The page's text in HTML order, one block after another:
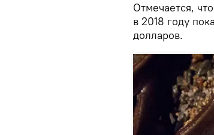
Отмечается,
в 2018 году
долларов.